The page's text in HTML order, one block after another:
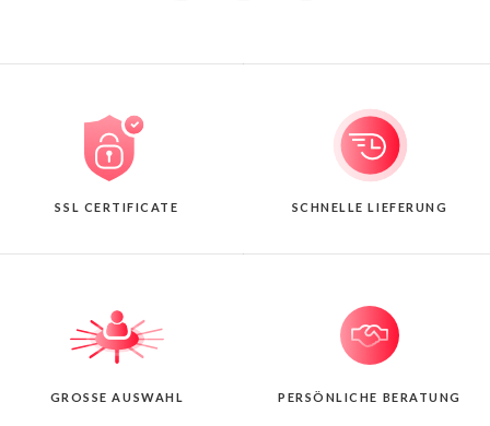
SSL CERTIFICATE SCHNELLE LIEFERUNG
GROSSE AUSWAHL PERSÖNLICHE BERATUNG